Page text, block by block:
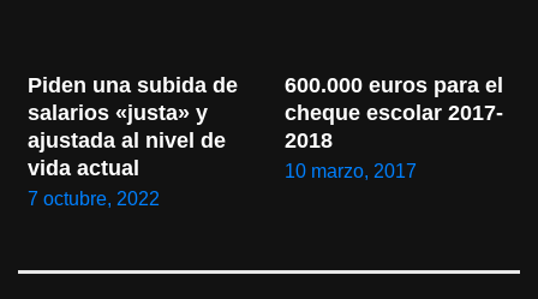
Piden una subida de
salarios «justa» y
ajustada al nivel de
vida actual
7 octubre, 2022
600.000 euros para el
cheque escolar 2017-
2018
10 marzo, 2017